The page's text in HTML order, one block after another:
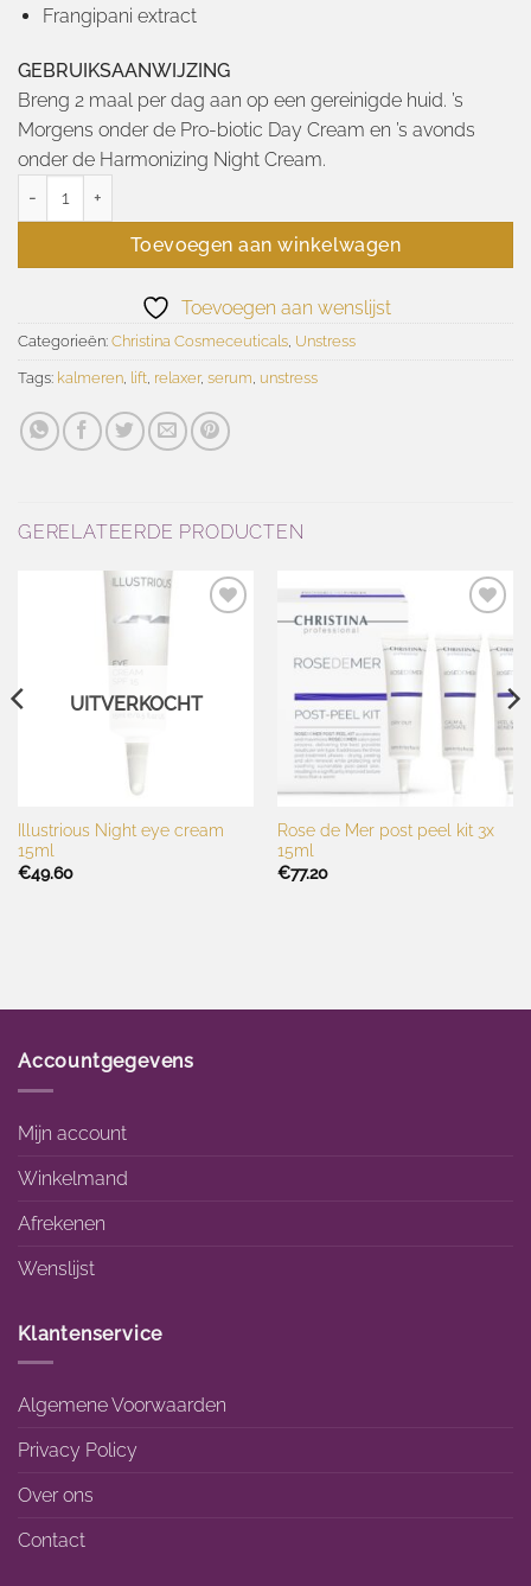
Frangipani extract
GEBRUIKSAANWIJZING
Breng 2 maal per dag aan op een gereinigde huid. ’s
Morgens onder de Pro-biotic Day Cream en ’s avonds
onder de Harmonizing Night Cream.
Toevoegen aan winkelwagen
Toevoegen aan wenslijst
Categorieën: Christina Cosmeceuticals Unstress
Tags: kalmeren lift relaxer, serum unstress
GERELATEERDE PRODUCTEN
UITVERKOCHT
Illustrious Night eye cream
15ml
€49.60
aan
Rose de Mer post peel kit 3x
15ml
€77.20
Accountgegevens
Mijn account
Winkelmand
Afrekenen
Wenslijst
Klantenservice
Algemene Voorwaarden
Privacy Policy
Over ons
Contact